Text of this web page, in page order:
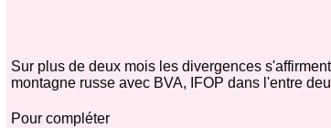
Sur plus de deux mois les divergences
montagne russe avec BVA, IFOP dans l'entre
Pour compléter